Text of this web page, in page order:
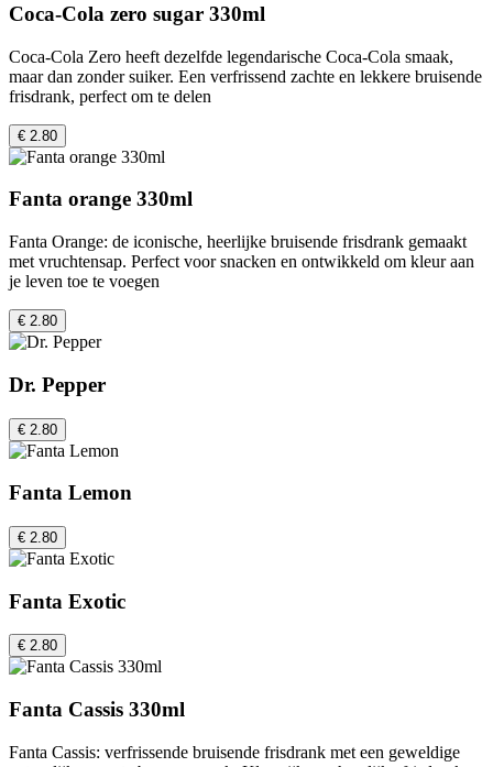
Coca-Cola zero sugar 330ml
Coca-Cola Zero heeft dezelfde legendarische Coca-Cola smaak,
maar dan zonder suiker. Een verfrissend zachte en lekkere bruisende
frisdrank, perfect om te delen
€ 2.80
Fanta orange 330ml
Fanta Orange: de iconische, heerlijke bruisende frisdrank gemaakt
met vruchtensap. Perfect voor snacken en ontwikkeld om kleur aan
je leven toe te voegen
€ 2.80
Dr. Pepper
€ 2.80
Fanta Lemon
€ 2.80
Fanta Exotic
€ 2.80
Fanta Cassis 330ml
Fanta Cassis: verfrissende bruisende frisdrank met een geweldige